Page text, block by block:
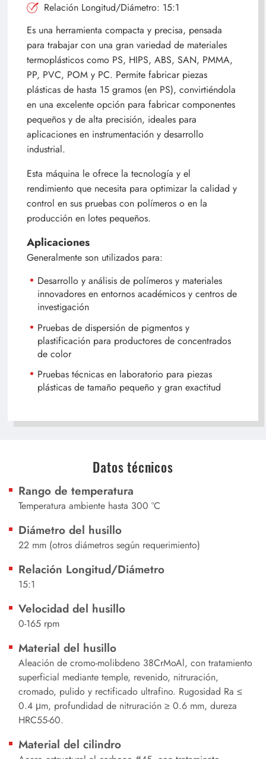
Relación Longitud/Diámetro: 15:1
Es una herramienta compacta y precisa, pensada
para trabajar con una gran variedad de materiales
termoplásticos como PS, HIPS, ABS, SAN, PMMA,
PP, PVC, POM y PC. Permite fabricar piezas
plásticas de hasta 15 gramos (en PS), convirtiéndola
en una excelente opción para fabricar componentes
pequeños y de alta precisión, ideales para
aplicaciones en instrumentación y desarrollo
industrial.
Esta máquina le ofrece la tecnología y el
rendimiento que necesita para optimizar la calidad y
control en sus pruebas con polímeros o en la
producción en lotes pequeños.
Aplicaciones
Generalmente son utilizados para:
Desarrollo y análisis de polímeros y materiales
innovadores en entornos académicos y centros de
investigación
Pruebas de dispersión de pigmentos y
plastificación para productores de concentrados
de color
Pruebas técnicas en laboratorio para piezas
plásticas de tamaño pequeño y gran exactitud
Datos técnicos
Rango de temperatura
Temperatura ambiente hasta 300 °C
Diámetro del husillo
22 mm (otros diámetros según requerimiento)
Relación Longitud/Diámetro
15:1
Velocidad del husillo
0-165 rpm
Material del husillo
Aleación de cromo-molibdeno 38CrMoAl, con tratamiento
superficial mediante temple, revenido, nitruración,
cromado, pulido y rectificado ultrafino. Rugosidad Ra ≤
0.4 μm, profundidad de nitruración ≥ 0.6 mm, dureza
HRC55-60.
Material del cilindro